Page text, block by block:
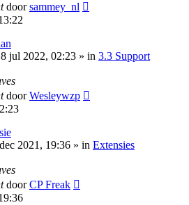
doorsammey_nl
jul 2022, 02:23 » in 3.3 Support
doorWesleywzp
2021, 19:36 » in Extensies
doorCP Freak